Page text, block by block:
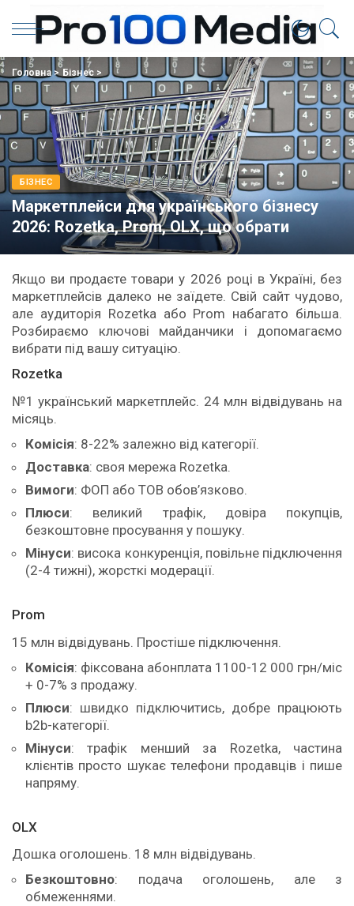
Головна> Бізнес >
БІЗНЕС
Маркетплейси для українського бізнесу
2026: Rozetka, Prom, OLX, що обрати
Якщо ви продаєте товари у 2026 році в Україні, без
маркетплейсів далеко не заїдете. Свій сайт чудово,
але аудиторія Rozetka або Prom набагато більша.
Розбираємо ключові майданчики і допомагаємо
вибрати під вашу ситуацію.
Rozetka
№1 український маркетплейс. 24 млн відвідувань на
місяць.
Комісія: 8-22% залежно від категорії.
Доставка: своя мережа Rozetka.
Вимоги: ФОП або ТОВ обов’язково.
Плюси: великий трафік, довіра покупців,
безкоштовне просування у пошуку.
Мінуси: висока конкуренція, повільне підключення
(2-4 тижні), жорсткі модерації.
Prom
15 млн відвідувань. Простіше підключення.
Комісія: фіксована абонплата 1100-12 000 грн/міс
+ 0-7% з продажу.
Плюси: швидко підключитись, добре працюють
b2b-категорії.
Мінуси: трафік менший за Rozetka, частина
клієнтів просто шукає телефони продавців і пише
напряму.
OLX
Дошка оголошень. 18 млн відвідувань.
Безкоштовно: подача оголошень, але з
обмеженнями.